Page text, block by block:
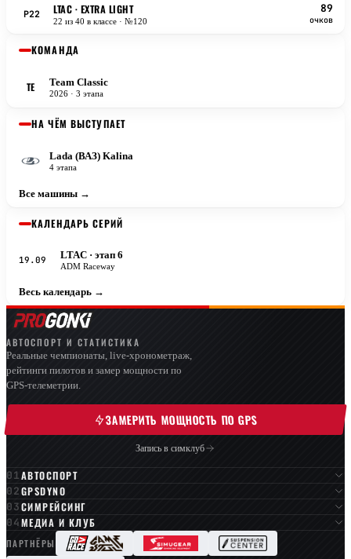
P22 LTAC · EXTRA LIGHT
22 из 40 в классе · №120
89
очков
КОМАНДА
TE Team Classic
2026 · 3 этапа
НА ЧЁМ ВЫСТУПАЕТ
Lada (ВАЗ) Kalina
4 этапа
Все машины →
КАЛЕНДАРЬ СЕРИЙ
19.09 LTAC · этап 6
ADM Raceway
Весь календарь →
АВТОСПОРТ И СТАТИСТИКА
Реальные чемпионаты, live-хронометраж,
рейтинги пилотов и замер мощности по
GPS-телеметрии.
ЗАМЕРИТЬ МОЩНОСТЬ ПО GPS
Запись в симклуб
АВТОСПОРТ
GPSDYNO
СИМРЕЙСИНГ
МЕДИА И КЛУБ
ПАРТНЁРЫ